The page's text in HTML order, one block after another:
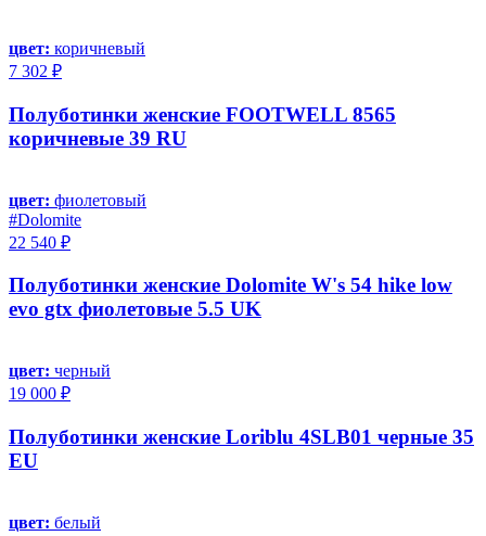
цвет: коричневый
7 302 ₽
Полуботинки женские FOOTWELL 8565
коричневые 39 RU
цвет: фиолетовый
#Dolomite
22 540 ₽
Полуботинки женские Dolomite W's 54 hike low
evo gtx фиолетовые 5.5 UK
цвет: черный
19 000 ₽
Полуботинки женские Loriblu 4SLB01 черные 35
EU
цвет: белый